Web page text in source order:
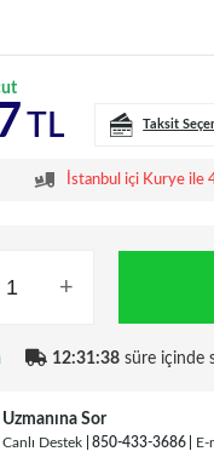
TL Taksit
İstanbul içi Kurye ile
+
12:31:37 süre içinde
Uzmanına Sor
Canlı Destek 850-433-3686 E-